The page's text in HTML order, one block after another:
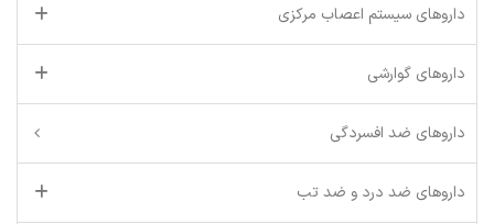
داروهای سیستم اعصاب مرکزی
داروهای گوارشی
داروهای ضد افسردگی
داروهای ضد درد و ضد تب